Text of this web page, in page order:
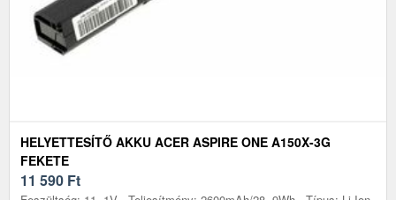
HELYETTESÍTŐ AKKU ACER ASPIRE ONE A150X-3G
FEKETE
11 590 Ft